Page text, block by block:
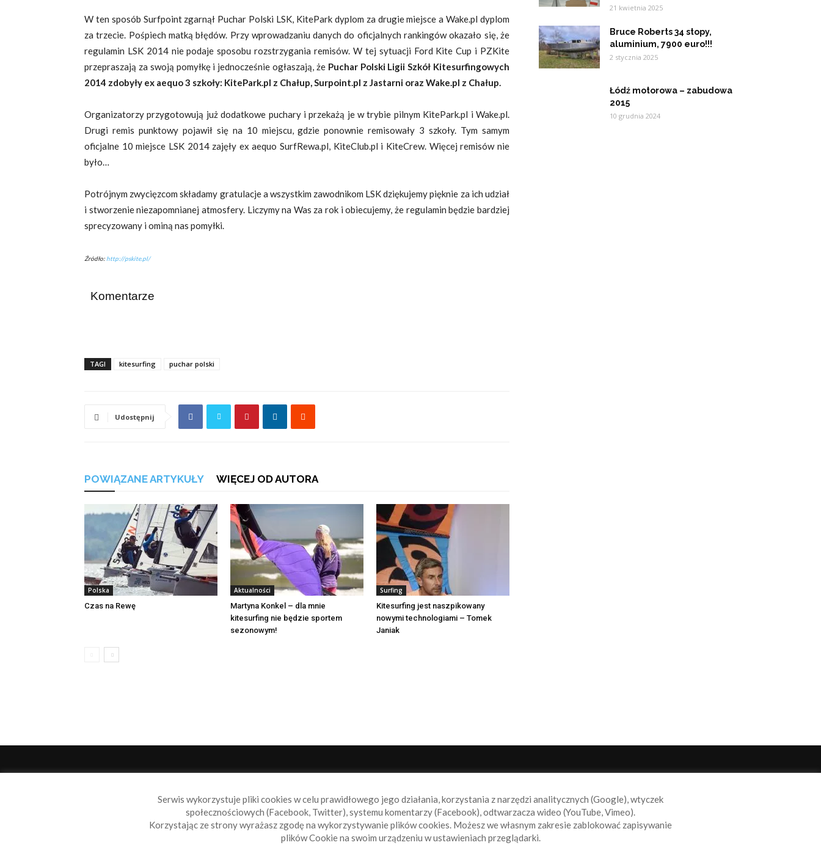
W ten sposób Surfpoint zgarnął Puchar Polski LSK, KitePark dyplom za drugie miejsce a Wake.pl dyplom
za trzecie. Pośpiech matką błędów. Przy wprowadzaniu danych do oficjalnych rankingów okazało się, że
regulamin LSK 2014 nie podaje sposobu rozstrzygania remisów. W tej sytuacji Ford Kite Cup i PZKite
przepraszają za swoją pomyłkę i jednocześnie ogłaszają, że Puchar Polski Ligii Szkół Kitesurfingowych
2014 zdobyły ex aequo 3 szkoły: KitePark.pl z Chałup, Surpoint.pl z Jastarni oraz Wake.pl z Chałup.
Organizatorzy przygotowują już dodatkowe puchary i przekażą je w trybie pilnym KitePark.pl i Wake.pl.
Drugi remis punktowy pojawił się na 10 miejscu, gdzie ponownie remisowały 3 szkoły. Tym samym
oficjalne 10 miejsce LSK 2014 zajęły ex aequo SurfRewa.pl, KiteClub.pl i KiteCrew. Więcej remisów nie
było…
Potrójnym zwycięzcom składamy gratulacje a wszystkim zawodnikom LSK dziękujemy pięknie za ich udział
i stworzenie niezapomnianej atmosfery. Liczymy na Was za rok i obiecujemy, że regulamin będzie bardziej
sprecyzowany i ominą nas pomyłki.
Źródło: http://pskite.pl/
Komentarze
TAGI kitesurfing puchar polski
Udostępnij
POWIĄZANE ARTYKUŁY WIĘCEJ OD AUTORA
Polska
Czas na Rewę
Aktualności
Martyna Konkel – dla mnie
kitesurfing nie będzie sportem
sezonowym!
Surfing
Kitesurfing jest naszpikowany
nowymi technologiami – Tomek
Janiak
21 kwietnia 2025
Bruce Roberts 34 stopy,
aluminium, 7900 euro!!!
2 stycznia 2025
Łódź motorowa – zabudowa
2015
10 grudnia 2024
Sailbook.pl to miejsce dla wszystkich, którzy szukają aktualnych
wiadomości ze świata żeglarstwa, świata motorowodniactwa i
nie tylko.
Serwis wykorzystuje pliki cookies w celu prawidłowego jego działania, korzystania z narzędzi analitycznych (Google), wtyczek
społecznościowych (Facebook, Twitter), systemu komentarzy (Facebook), odtwarzacza wideo (YouTube, Vimeo).
Korzystając ze strony wyrażasz zgodę na wykorzystywanie plików cookies. Możesz we własnym zakresie zablokować zapisywanie
plików Cookie na swoim urządzeniu w ustawieniach przeglądarki.